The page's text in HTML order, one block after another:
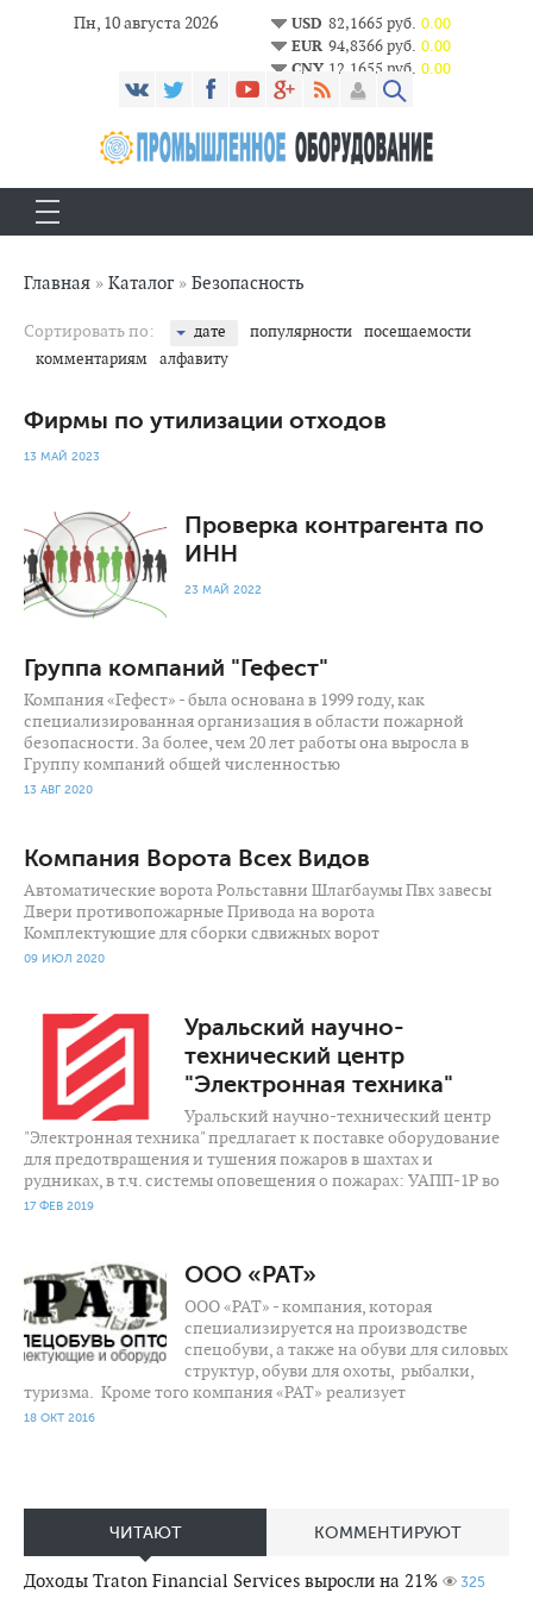
Пн, 10 августа 2026 USD 82,1665 руб. 0.00
EUR 94,8366 руб. 0.00
CNY 12,1655 руб. 0.00
Главная » Каталог» Безопасность
Сортировать по: дате популярности посещаемости
комментариям алфавиту
Фирмы по утилизации отходов
13 МАЙ 2023
Проверка контрагента по
ИНН
23 МАЙ 2022
Группа компаний "Гефест"
Компания «Гефест» - была основана в 1999 году, как
специализированная организация в области пожарной
безопасности. За более, чем 20 лет работы она выросла в
Группу компаний общей численностью
13 АВГ 2020
Компания Ворота Всех Видов
Автоматические ворота Рольставни Шлагбаумы Пвх завесы
Двери противопожарные Привода на ворота
Комплектующие для сборки сдвижных ворот
09 ИЮЛ 2020
Уральский научно-
технический центр
"Электронная техника"
Уральский научно-технический центр
"Электронная техника" предлагает к поставке оборудование
для предотвращения и тушения пожаров в шахтах и
рудниках, в т.ч. системы оповещения о пожарах: УАПП-1Р во
17 ФЕВ 2019
ООО «РАТ»
ООО «РАТ» - компания, которая
специализируется на производстве
спецобуви, а также на обуви для силовых
структур, обуви для охоты, рыбалки,
туризма. Кроме того компания «РАТ» реализует
18 ОКТ 2016
ЧИТАЮТ КОММЕНТИРУЮТ
Доходы Traton Financial Services выросли на 21% 325